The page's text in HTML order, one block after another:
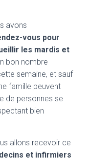
avons
vous pour
les mardis et
bon nombre
semaine, et sauf
famille peuvent
de personnes se
bien
allons recevoir ce
et infirmiers